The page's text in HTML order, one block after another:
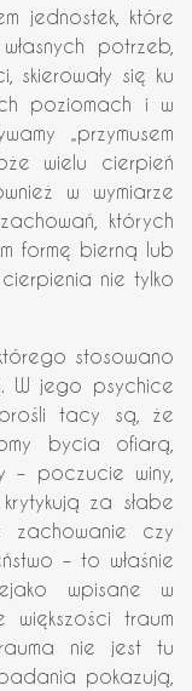
jednostek, które
potrzeb,
skierowały się ku
poziomach i w
„przymusem
wielu cierpień
w wymiarze
których
formę bierną lub
nie tylko
stosowano
W jego psychice
tacy są, że
bycia ofiarą,
– poczucie winy,
za słabe
zachowanie czy
– to właśnie
wpisane w
większości traum
nie jest tu
pokazują,